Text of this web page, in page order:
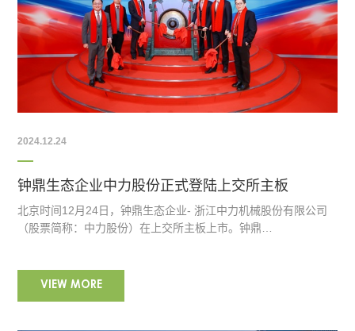
2024.12.24
钟鼎生态企业中力股份正式登陆上交所主板
北京时间12月24日，钟鼎生态企业- 浙江中力机械股份有限公司
（股票简称：中力股份）在上交所主板上市。钟鼎…
VIEW MORE